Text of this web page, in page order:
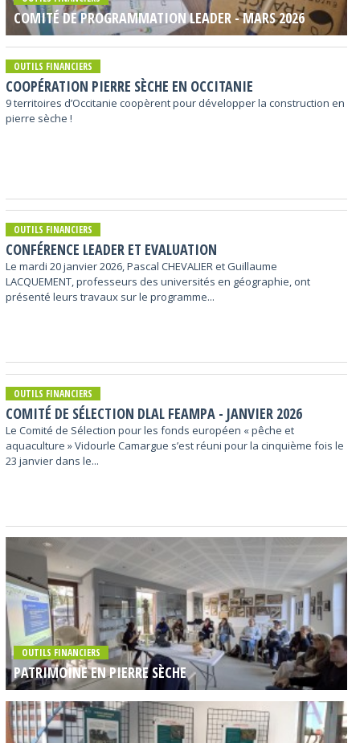
COMITÉ DE PROGRAMMATION LEADER - MARS 2026
OUTILS FINANCIERS
COOPÉRATION PIERRE SÈCHE EN OCCITANIE
9 territoires d’Occitanie coopèrent pour développer la construction en
pierre sèche !
OUTILS FINANCIERS
CONFÉRENCE LEADER ET EVALUATION
Le mardi 20 janvier 2026, Pascal CHEVALIER et Guillaume
LACQUEMENT, professeurs des universités en géographie, ont
présenté leurs travaux sur le programme...
OUTILS FINANCIERS
COMITÉ DE SÉLECTION DLAL FEAMPA - JANVIER 2026
Le Comité de Sélection pour les fonds européen « pêche et
aquaculture » Vidourle Camargue s’est réuni pour la cinquième fois le
23 janvier dans le...
OUTILS FINANCIERS
PATRIMOINE EN PIERRE SÈCHE